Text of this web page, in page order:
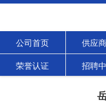
公司首页 供应
荣誉认证 招聘